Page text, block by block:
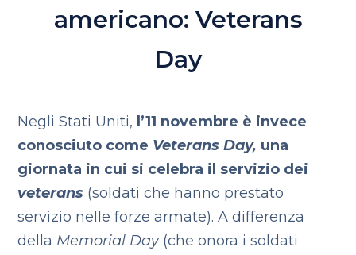
americano: Veterans
Day
Negli Stati Uniti, l’11 novembre è invece
conosciuto come Veterans Day, una
giornata in cui si celebra il servizio dei
veterans (soldati che hanno prestato
servizio nelle forze armate). A differenza
della Memorial Day(che onora i soldati